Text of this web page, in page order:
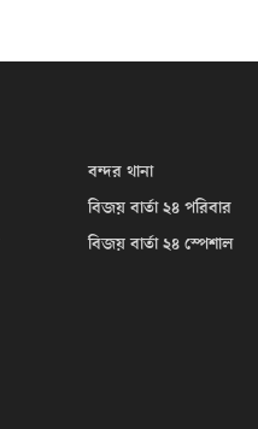
বন্দর থানা
বিজয় বার্তা ২৪ পরিবার
বিজয় বার্তা ২৪ স্পেশাল